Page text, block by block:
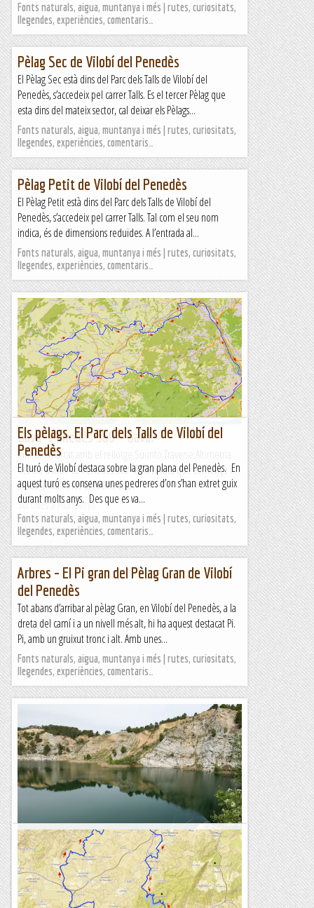
Fonts naturals, aigua, muntanya i més | rutes, curiositats,
llegendes, experiències, comentaris…
Pèlag Sec de Vilobí del Penedès
El Pèlag Sec està dins del Parc dels Talls de Vilobí del
Penedès, s’accedeix pel carrer Talls. Es el tercer Pèlag que
esta dins del mateix sector, cal deixar els Pèlags...
Fonts naturals, aigua, muntanya i més | rutes, curiositats,
llegendes, experiències, comentaris…
Pèlag Petit de Vilobí del Penedès
El Pèlag Petit està dins del Parc dels Talls de Vilobí del
Penedès, s’accedeix pel carrer Talls. Tal com el seu nom
indica, és de dimensions reduïdes. A l’entrada al...
Fonts naturals, aigua, muntanya i més | rutes, curiositats,
llegendes, experiències, comentaris…
Gavà- Penedès 360º- Gavà.
Itinerari marcat amb el rellotge Suunto Traverse.Altimetria
del dia d'avui. La Penedès 360º és una ruta que comença i
acaba a Vilafranca del Penedès,...
Sortides a Muntanya
Els pèlags. El Parc dels Talls de Vilobí del
Penedès
El turó de Vilobí destaca sobre la gran plana del Penedès. En
aquest turó es conserva unes pedreres d’on s’han extret guix
durant molts anys. Des que es va...
Fonts naturals, aigua, muntanya i més | rutes, curiositats,
llegendes, experiències, comentaris…
Arbres – El Pi gran del Pèlag Gran de Vilobí
del Penedès
Tot abans d’arribar al pèlag Gran, en Vilobí del Penedès, a la
dreta del camí i a un nivell més alt, hi ha aquest destacat Pi.
Pi, amb un gruixut tronc i alt. Amb unes...
Fonts naturals, aigua, muntanya i més | rutes, curiositats,
llegendes, experiències, comentaris…
Els Pèlags de Vilobí del Penedès
Els Pèlags de Vilobí, també conegut com el Parc dels Talls, és
el resultat de l'abandonament d'unes pedreres de guix
d'època romana que van ser explotades fins a finals del...